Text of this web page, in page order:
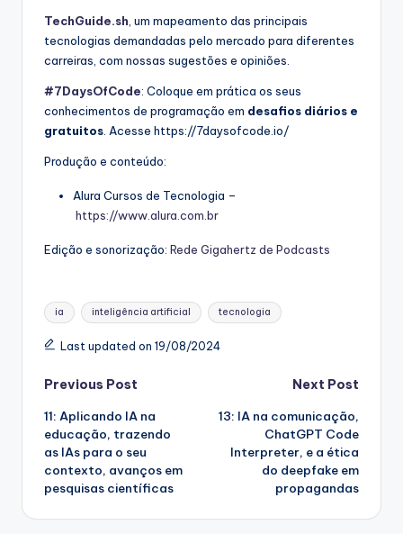
TechGuide.sh, um mapeamento das principais
tecnologias demandadas pelo mercado para diferentes
carreiras, com nossas sugestões e opiniões.
#7DaysOfCode: Coloque em prática os seus
conhecimentos de programação em desafios diários e
gratuitos. Acesse https://7daysofcode.io/
Produção e conteúdo:
Alura Cursos de Tecnologia –
https://www.alura.com.br
Edição e sonorização: Rede Gigahertz de Podcasts
Tags:
ia inteligência artificial tecnologia
Last updated on 19/08/2024
Post
navigation
Previous Post
11: Aplicando IA na
educação, trazendo
as IAs para o seu
contexto, avanços em
pesquisas científicas
Next Post
13: IA na comunicação,
ChatGPT Code
Interpreter, e a ética
do deepfake em
propagandas